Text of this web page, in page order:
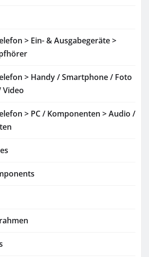
> Ein- & Ausgabegeräte >
> Handy / Smartphone / Foto
Video
> PC / Komponenten > Audio /